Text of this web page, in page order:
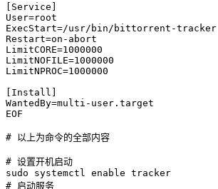
[Service]
User=root
ExecStart=/usr/bin/bittorrent-tracker
Restart=on-abort
LimitCORE=1000000
LimitNOFILE=1000000
LimitNPROC=1000000
[Install]
WantedBy=multi-user.target
EOF
# 以上为命令的全部内容
# 设置开机启动
sudo systemctl enable tracker
# 启动服务